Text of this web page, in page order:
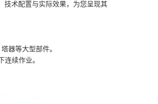
技术配置与实际效果，为您呈现其
器等大型部件。
续作业。